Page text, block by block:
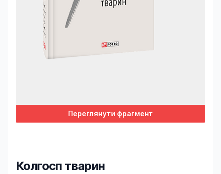
Переглянути фрагмент
Колгосп тварин